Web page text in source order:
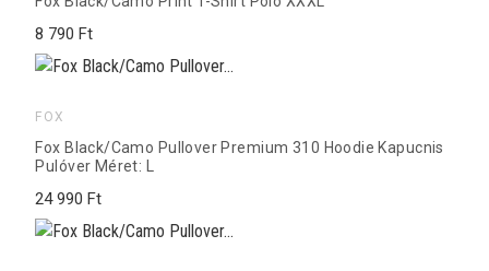
8 790 Ft
FOX
Fox Black/Camo Pullover Premium 310 Hoodie Kapucnis
Pulóver Méret: L
24 990 Ft